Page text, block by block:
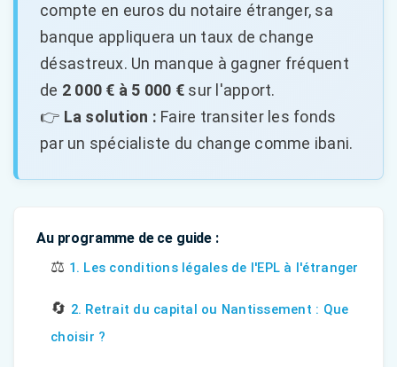
compte en euros du notaire étranger, sa
banque appliquera un taux de change
désastreux. Un manque à gagner fréquent
de 2 000 € à 5 000 € sur l'apport.
👉 La solution : Faire transiter les fonds
par un spécialiste du change comme ibani.
Au programme de ce guide :
⚖️ 1. Les conditions légales de l'EPL à l'étranger
🔄 2. Retrait du capital ou Nantissement : Que
choisir ?